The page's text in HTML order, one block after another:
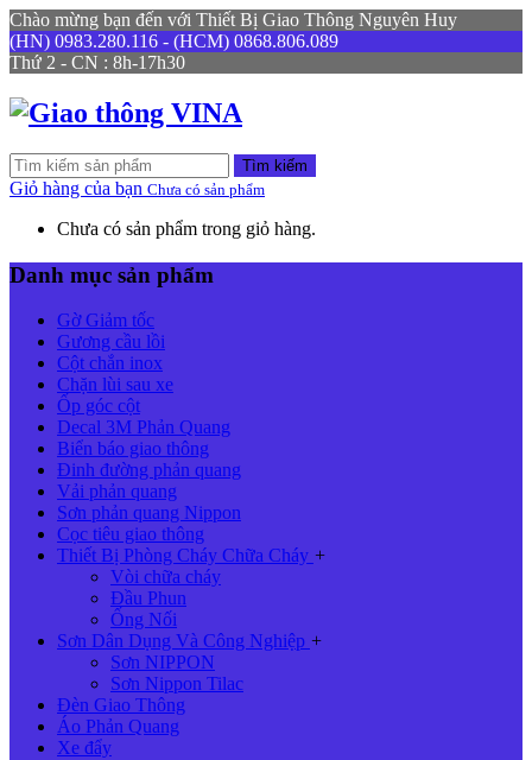
Chào mừng bạn đến với Thiết Bị Giao Thông Nguyên Huy
(HN) 0983.280.116 - (HCM) 0868.806.089
Thứ 2 - CN : 8h-17h30
Tìm kiếm
Giỏ hàng của bạn Chưa có sản phẩm
Chưa có sản phẩm trong giỏ hàng.
Danh mục sản phẩm
Gờ Giảm tốc
Gương cầu lồi
Cột chắn inox
Chặn lùi sau xe
Ốp góc cột
Decal 3M Phản Quang
Biển báo giao thông
Đinh đường phản quang
Vải phản quang
Sơn phản quang Nippon
Cọc tiêu giao thông
Thiết Bị Phòng Cháy Chữa Cháy +
Vòi chữa cháy
Đầu Phun
Ống Nối
Sơn Dân Dụng Và Công Nghiệp +
Sơn NIPPON
Sơn Nippon Tilac
Đèn Giao Thông
Áo Phản Quang
Xe đẩy